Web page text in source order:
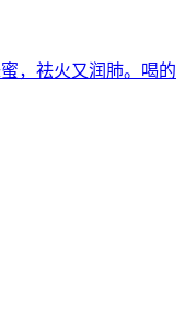
，祛火又润肺。喝的